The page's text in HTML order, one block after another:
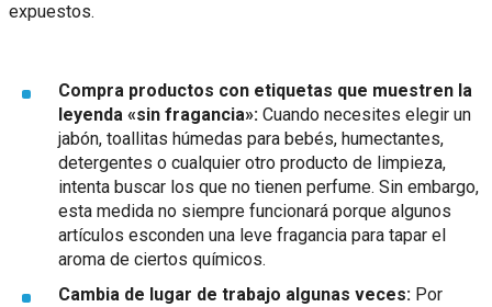
expuestos.
Compra productos con etiquetas que muestren la
leyenda «sin fragancia»: Cuando necesites elegir un
jabón, toallitas húmedas para bebés, humectantes,
detergentes o cualquier otro producto de limpieza,
intenta buscar los que no tienen perfume. Sin embargo,
esta medida no siempre funcionará porque algunos
artículos esconden una leve fragancia para tapar el
aroma de ciertos químicos.
Cambia de lugar de trabajo algunas veces: Por